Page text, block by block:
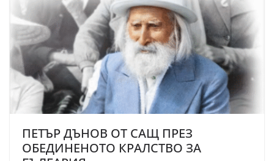
ПЕТЪР ДЪНОВ ОТ САЩ ПРЕЗ
ОБЕДИНЕНОТО КРАЛСТВО ЗА